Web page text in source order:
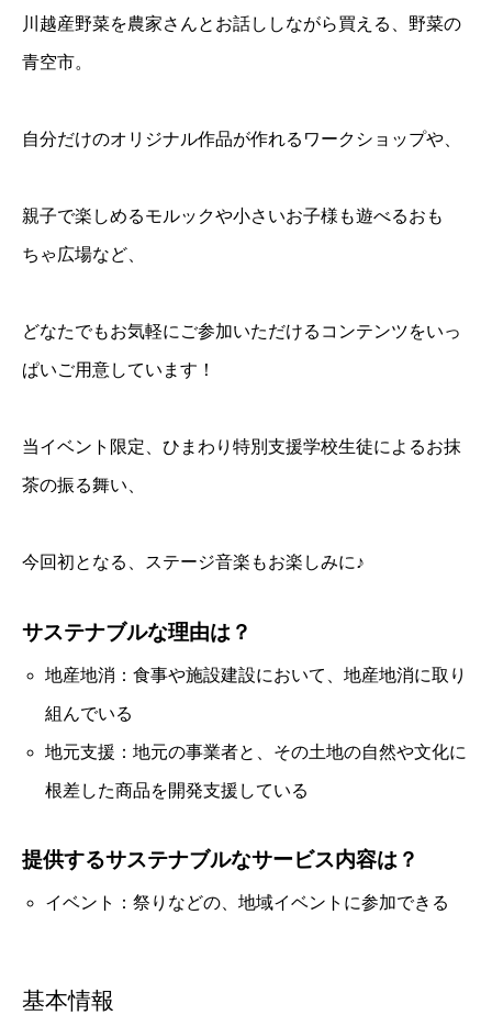
川越産野菜を農家さんとお話ししながら買える、野菜の
青空市。
自分だけのオリジナル作品が作れるワークショップや、
親子で楽しめるモルックや小さいお子様も遊べるおも
ちゃ広場など、
どなたでもお気軽にご参加いただけるコンテンツをいっ
ぱいご用意しています！
当イベント限定、ひまわり特別支援学校生徒によるお抹
茶の振る舞い、
今回初となる、ステージ音楽もお楽しみに♪
サステナブルな理由は？
地産地消：食事や施設建設において、地産地消に取り
組んでいる
地元支援：地元の事業者と、その土地の自然や文化に
根差した商品を開発支援している
提供するサステナブルなサービス内容は？
イベント：祭りなどの、地域イベントに参加できる
基本情報